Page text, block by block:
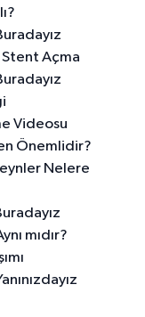
Açma
Videosu
Önemlidir?
Nelere
mıdır?